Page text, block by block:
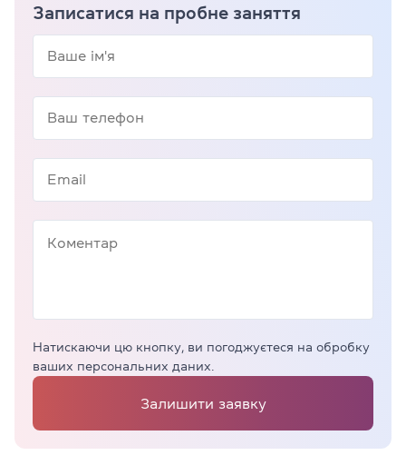
Записатися на пробне заняття
Натискаючи цю кнопку, ви погоджуєтеся на обробку
ваших персональних даних.
Залишити заявку